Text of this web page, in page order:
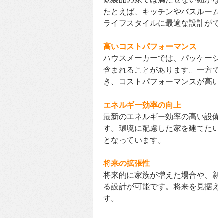
たとえば、キッチンやバスルー
ライフスタイルに最適な設計が
高いコストパフォーマンス
ハウスメーカーでは、パッケー
含まれることがあります。一方
き、コストパフォーマンスが高
エネルギー効率の向上
最新のエネルギー効率の高い設
す。環境に配慮した家を建てた
となっています。
将来の拡張性
将来的に家族が増えた場合や、
る設計が可能です。将来を見据
す。